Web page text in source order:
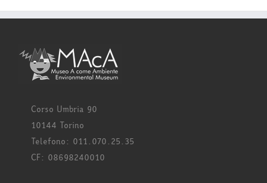
Corso Umbria 90
10144 Torino
Telefono: 011.070.25.35
CF: 08698240010